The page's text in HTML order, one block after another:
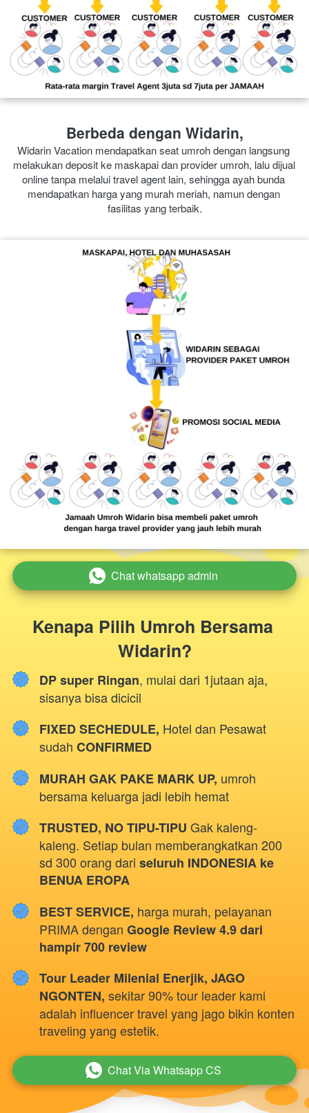
Berbeda dengan Widarin,
Widarin Vacation mendapatkan seat umroh dengan langsung
melakukan deposit ke maskapai dan provider umroh, lalu dijual
online tanpa melalui travel agent lain, sehingga ayah bunda
mendapatkan harga yang murah meriah, namun dengan
fasilitas yang terbaik.
` Chat whatsapp admin
Kenapa Pilih Umroh Bersama
Widarin?
DP super Ringan, mulai dari 1jutaan aja,
sisanya bisa dicicil
FIXED SECHEDULE, Hotel dan Pesawat
sudah CONFIRMED
MURAH GAK PAKE MARK UP, umroh
bersama keluarga jadi lebih hemat
TRUSTED, NO TIPU-TIPU Gak kaleng-
kaleng. Setiap bulan memberangkatkan 200
sd 300 orang dari seluruh INDONESIA ke
BENUA EROPA
BEST SERVICE, harga murah, pelayanan
PRIMA dengan Google Review 4.9 dari
hampir 700 review
Tour Leader Milenial Enerjik, JAGO
NGONTEN, sekitar 90% tour leader kami
adalah influencer travel yang jago bikin konten
traveling yang estetik.
` Chat Via Whatsapp CS